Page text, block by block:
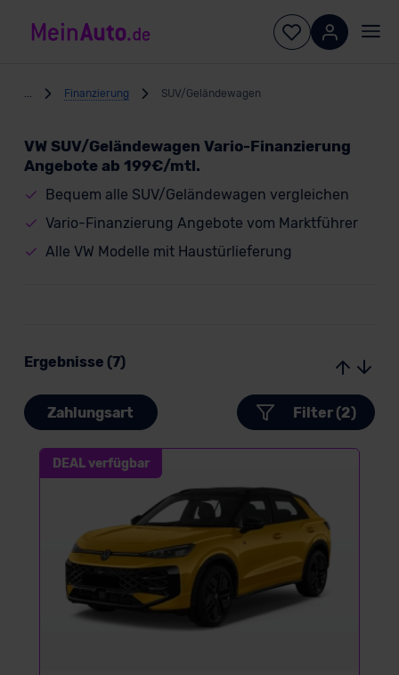
Finanzierung SUV/Geländewagen
VW SUV/Geländewagen Vario-Finanzierung
Angebote ab 199€/mtl.
Bequem alle SUV/Geländewagen vergleichen
Vario-Finanzierung Angebote vom Marktführer
Alle VW Modelle mit Haustürlieferung
Ergebnisse (7)
Zahlungsart Filter (2)
DEAL verfügbar